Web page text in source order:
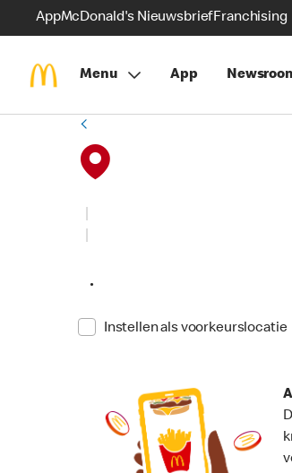
AppMcDonald's NieuwsbriefFranchising
Menu App
•
Instellen als voorkeurslocatie